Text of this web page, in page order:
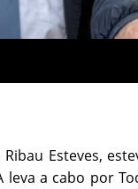
Esteves,
a cabo por